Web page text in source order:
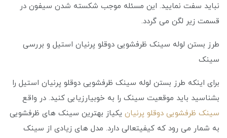
نباید سفت نمایید. این مسئله موجب شکسته شدن سیفون در
قسمت زیر لگن می گردد.
طرز بستن لوله سینک ظرفشویی دوقلو پرنیان استیل و بررسی
سینک
برای اینکه طرز بستن لوله سینک ظرفشویی دوقلو پرنیان استیل را
بشناسید باید موقعیت سینک را به خوبیارزیابی کنید. در واقع
سینک ظرفشویی دوقلو پرنیان یکیاز بهترین سینک های ظرفشویی
به شمار می‌ رود که کیفیتعالی دارد. مدل های زیادی از سینک